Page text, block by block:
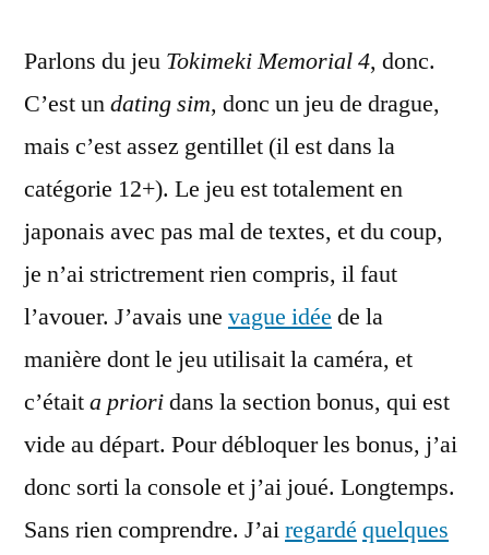
Parlons du jeu Tokimeki Memorial 4, donc.
C’est undating sim, donc un jeu de drague,
mais c’est assez gentillet (il est dans la
catégorie 12+). Le jeu est totalement en
japonais avec pas mal de textes, et du coup,
je n’ai strictrement rien compris, il faut
l’avouer. J’avais une vague idée de la
manière dont le jeu utilisait la caméra, et
c’étaita prioridans la section bonus, qui est
vide au départ. Pour débloquer les bonus, j’ai
donc sorti la console et j’ai joué. Longtemps.
Sans rien comprendre. J’airegardé quelques